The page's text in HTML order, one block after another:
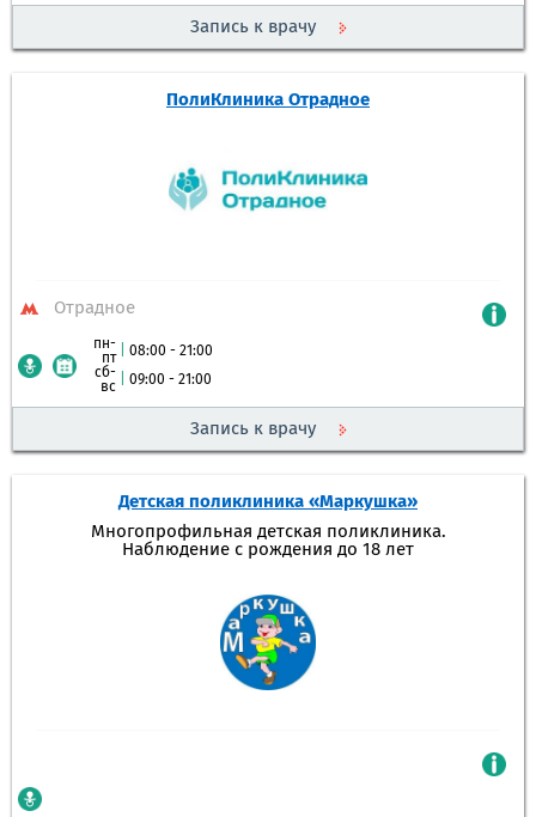
Запись к врачу
ПолиКлиника Отрадное
Отрадное
пн-
пт| 08:00 - 21:00
сб-
вс
09:00 - 21:00
Запись к врачу
Детская поликлиника «Маркушка»
Многопрофильная детская поликлиника.
Наблюдение с рождения до 18 лет